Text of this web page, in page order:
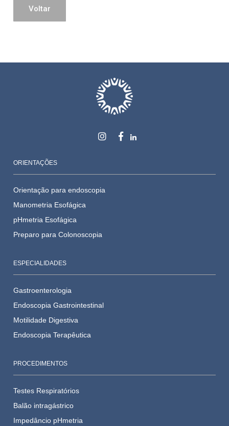
Voltar
ORIENTAÇÕES
Orientação para endoscopia
Manometria Esofágica
pHmetria Esofágica
Preparo para Colonoscopia
ESPECIALIDADES
Gastroenterologia
Endoscopia Gastrointestinal
Motilidade Digestiva
Endoscopia Terapêutica
PROCEDIMENTOS
Testes Respiratórios
Balão intragástrico
Impedâncio pHmetria